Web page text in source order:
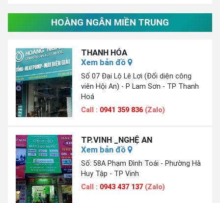
HOÀNG NGÂN MIỀN TRUNG
THANH HÓA
Xem bản đồ
Số 07 Đại Lộ Lê Lợi (Đối diện công
viên Hội An) - P Lam Sơn - TP Thanh
Hoá
Call : 0941 359 836 (Zalo)
TP.VINH _NGHỆ AN
Xem bản đồ
Số: 58A Phạm Đình Toái - Phường Hà
Huy Tập - TP Vinh
Call : 0943 437 137 (Zalo)